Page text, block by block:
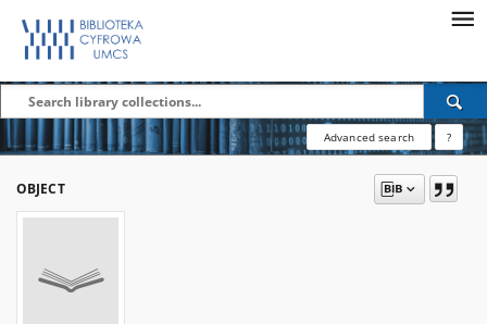
Advanced search ?
OBJECT